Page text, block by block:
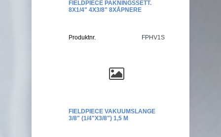
FIELDPIECE PAKNINGSSETT.
8X1/4" 4X3/8" 8XÅPNERE
Produktnr. FPHV1S
FIELDPIECE VAKUUMSLANGE
3/8" (1/4"X3/8") 1,5 M